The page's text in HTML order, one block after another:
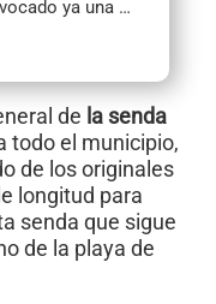
ya una …
de la senda
todo el municipio,
de los originales
longitud para
senda que sigue
de la playa de